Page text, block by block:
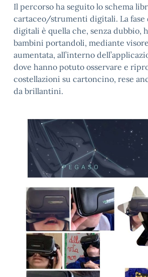
Il percorso ha seguito lo schema
cartaceo/strumenti digitali. La
digitali è quella che, senza dubbio,
bambini portandoli, mediante
aumentata, all’interno
dove hanno potuto osservare e
costellazioni su cartoncino, rese
da brillantini.